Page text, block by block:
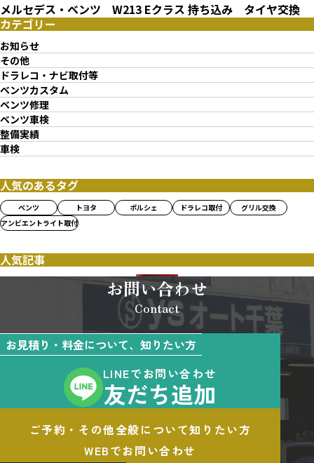
メルセデス・ベンツ W213 Eクラス 持ち込み タイヤ交換
カテゴリー
お知らせ
その他
ドラレコ・ナビ取付等
ベンツカスタム
ベンツ修理
ベンツ車検
整備実績
車検
人気のあるタグ
ベンツ トヨタ ポルシェ ドラレコ取付
グリル交換
アンビエントライト取付
人気記事
お問い合わせ
Contact
お見積り・料金について、知りたい方
LINEでお問い合わせ
友だち追加
ご予約・その他全般について知りたい方
WEBでお問い合わせ